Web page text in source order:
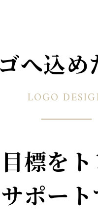
へ込め
LOGO
標を
ポー